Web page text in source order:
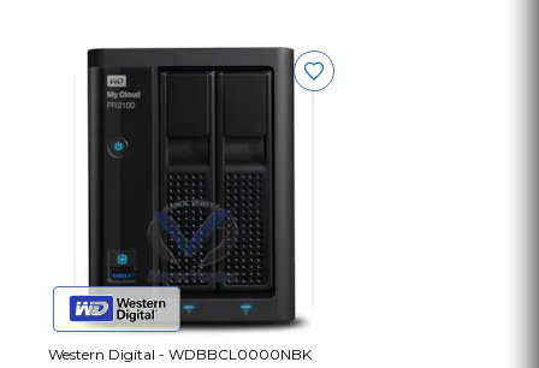
Western Digital - WDBBCL0000NBK